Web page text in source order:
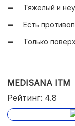
Тяжелый и
Есть
Только
MEDISANA ITM
Рейтинг: 4.8